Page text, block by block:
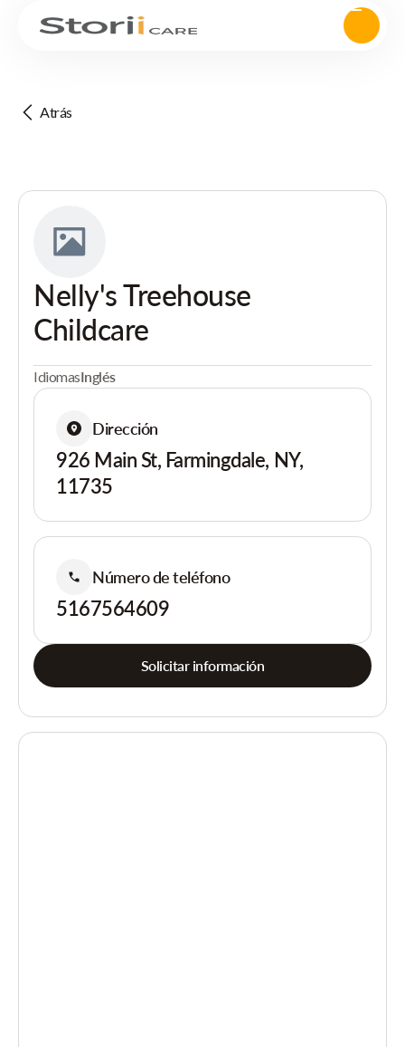
Atrás
Nelly's Treehouse
Childcare
IdiomasInglés
Dirección
926 Main St, Farmingdale, NY,
11735
Número de teléfono
5167564609
Solicitar información